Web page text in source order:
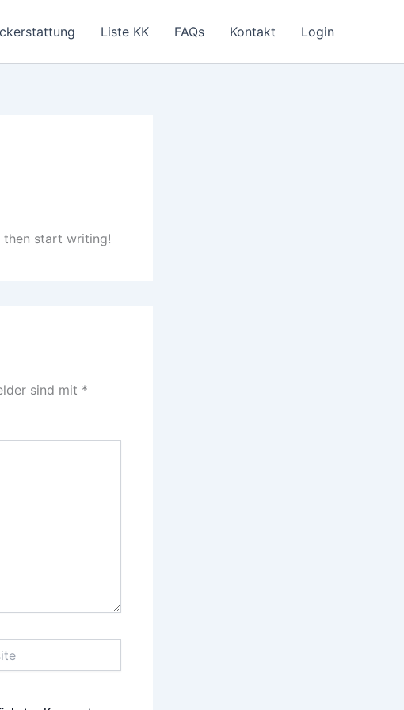
Liste KK FAQs Kontakt Login
then start writing!
sind mit *